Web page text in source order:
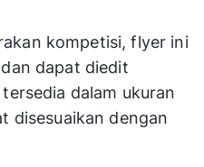
kompetisi, flyer ini
dapat diedit
dalam ukuran
disesuaikan dengan